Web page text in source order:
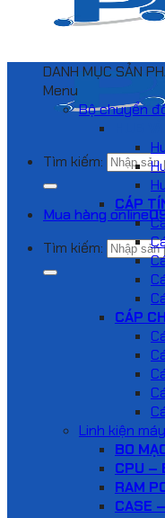
Tìm kiếm:
Mua hàng online
Tìm kiếm:
DANH MỤC SẢN
Menu
Bộ chuyển
CÁP
CÁP
Linh kiện
BO
CPU –
RAM
CASE